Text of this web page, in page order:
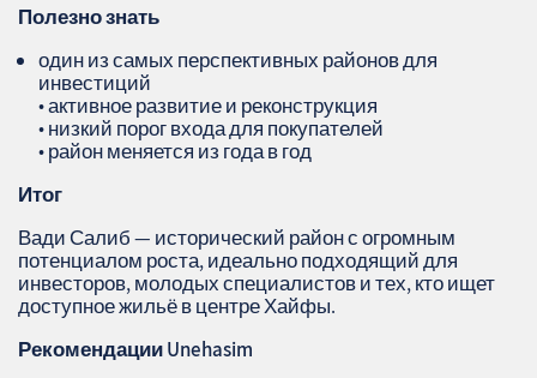
Полезно знать
один из самых перспективных районов для
инвестиций
• активное развитие и реконструкция
• низкий порог входа для покупателей
• район меняется из года в год
Итог
Вади Салиб — исторический район с огромным
потенциалом роста, идеально подходящий для
инвесторов, молодых специалистов и тех, кто ищет
доступное жильё в центре Хайфы.
РекомендацииUnehasim